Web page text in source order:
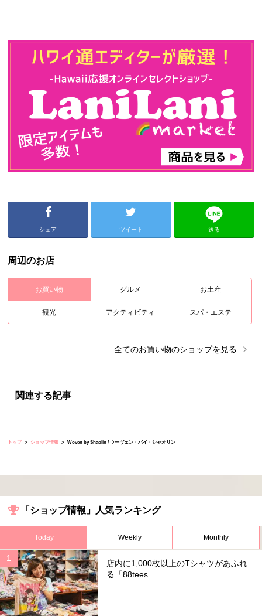
シェア ツイート 送る
周辺のお店
お買い物 グルメ お土産
観光 アクティビティ スパ・エステ
全てのお買い物のショップを見る
関連する記事
トップ ショップ情報 Woven by Shaolin / ウーヴェン・バイ・シャオリン
「ショップ情報」人気ランキング
Today Weekly Monthly
店内に1,000枚以上のTシャツがあふれ
る「88tees...